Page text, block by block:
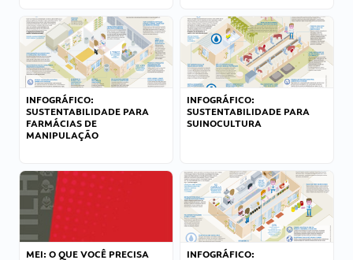
INFOGRÁFICO:
SUSTENTABILIDADE PARA
FARMÁCIAS DE
MANIPULAÇÃO
INFOGRÁFICO:
SUSTENTABILIDADE PARA
SUINOCULTURA
MEI: O QUE VOCÊ PRECISA
INFOGRÁFICO: